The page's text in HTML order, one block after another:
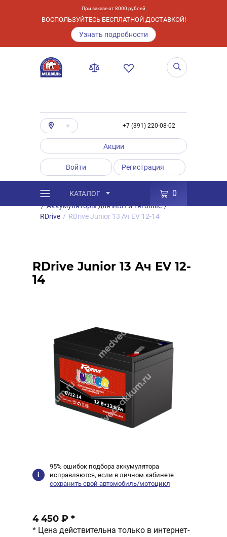
При заказе от 8000 рублей
ВОСПОЛЬЗУЙТЕСЬ БЕСПЛАТНОЙ ДОСТАВКОЙ!
Узнать подробности
+7 (391) 220-08-02
Акции
Войти Регистрация
КАТАЛОГ 0
Каталог / Товары
Аккумуляторы
/ Аккумуляторы для ИБП и Тяговые /
RDrive / RDrive Junior 13 Ач EV 12-14
RDrive Junior 13 Ач EV 12-
14
95% ошибок подбора аккумулятора
исправляются, если в личном кабинете
сохранить свой автомобиль/мотоцикл
4 450 ₽ *
* Цена действительна только в интернет-